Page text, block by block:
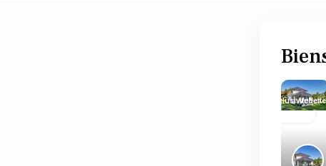
Vedette
Exclusivité
Immobilier